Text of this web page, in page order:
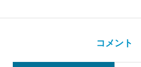
コメント